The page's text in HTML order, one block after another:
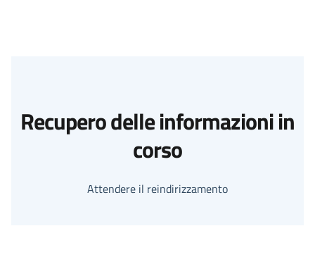
Recupero delle informazioni in
corso
Attendere il reindirizzamento